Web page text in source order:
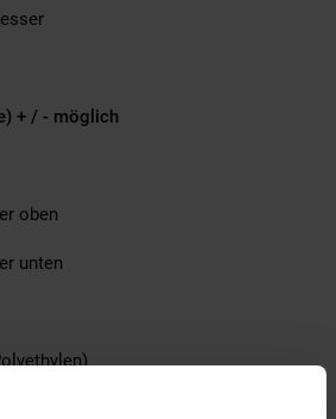
+ / - möglich
oben
unten